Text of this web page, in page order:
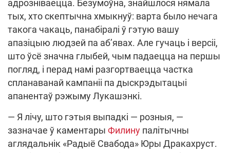
адрозніваецца. Безумоўна, знайшлося нямала
тых, хто скептычна хмыкнуў: варта было нечага
такога чакаць, панабіралі ў гэтую вашу
апазіцыю людзей па аб’явах. Але гучаць і версіі,
што ўсё значна глыбей, чым падаецца на першы
погляд, і перад намі разгортваецца частка
спланаванай кампаніі па дыскрэдытацыі
апанентаў рэжыму Лукашэнкі.
— Я лічу, што гэтыя выпадкі — розныя, —
зазначае ў каментары Филину палітычны
аглядальнік «Радыё Свабода» Юры Дракахруст.